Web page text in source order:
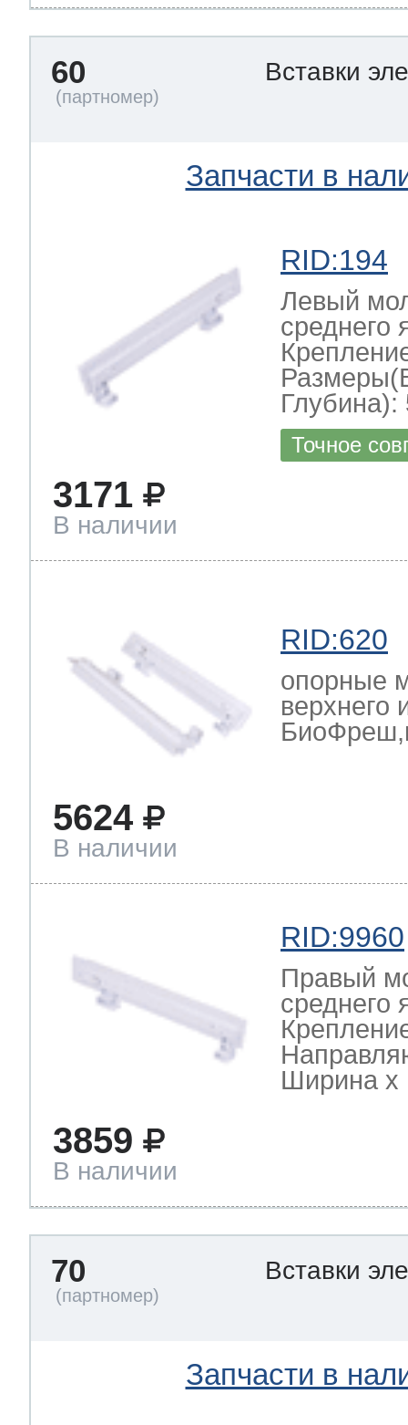
60 Вставки
Запчасти в
RID:194
Левый
Глубина):
Точное
3171
В наличии
RID:620
опорные
верхнего
5624
В наличии
RID:9960
Правый
Ширина х
3859
В наличии
70 Вставки
Запчасти в